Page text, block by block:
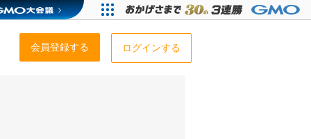
会員登録する ログインする